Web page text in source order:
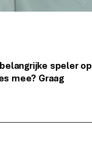
speler op
mee? Graag